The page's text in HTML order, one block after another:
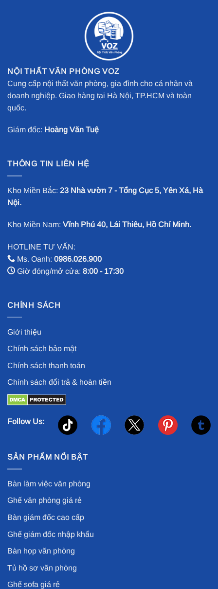
NỘI THẤT VĂN PHÒNG VOZ
Cung cấp nội thất văn phòng, gia đình cho cá nhân và
doanh nghiệp. Giao hàng tại Hà Nội, TP.HCM và toàn
quốc.
Giám đốc: Hoàng Văn Tuệ
THÔNG TIN LIÊN HỆ
Kho Miền Bắc: 23 Nhà vườn 7 - Tổng Cục 5, Yên Xá, Hà
Nội.
Kho Miền Nam: Vĩnh Phú 40, Lái Thiêu, Hồ Chí Minh.
HOTLINE TƯ VẤN:
Ms. Oanh: 0986.026.900
Giờ đóng/mở cửa: 8:00 - 17:30
CHÍNH SÁCH
Giới thiệu
Chính sách bảo mật
Chính sách thanh toán
Chính sách đổi trả & hoàn tiền
Follow Us:
SẢN PHẨM NỔI BẬT
Bàn làm việc văn phòng
Ghế văn phòng giá rẻ
Bàn giám đốc cao cấp
Ghế giám đốc nhập khẩu
Bàn họp văn phòng
Tủ hồ sơ văn phòng
Ghế sofa giá rẻ